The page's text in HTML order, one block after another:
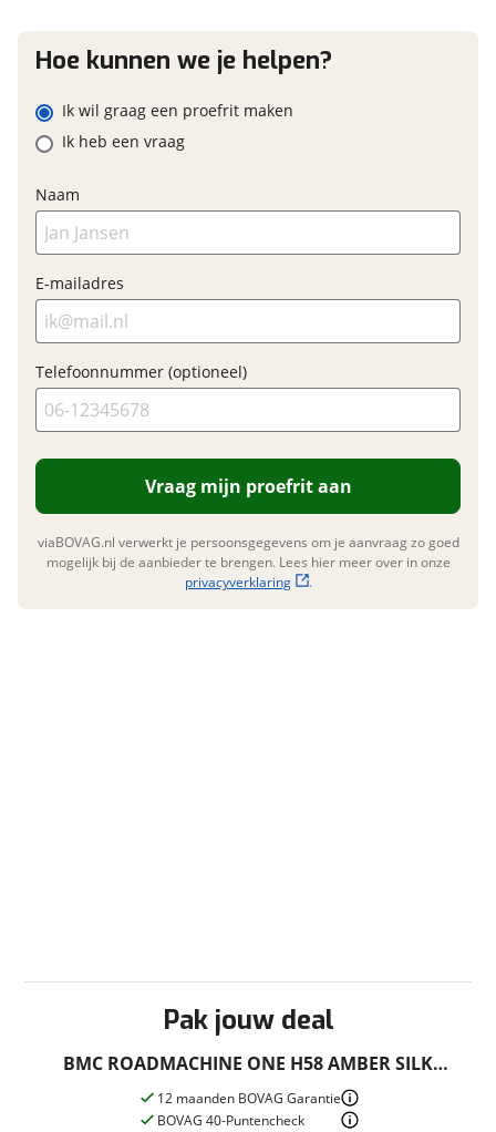
Prijs
BTW/marge
BOVAG Garantie 12 maanden
Pak jouw deal
BMC ROADMACHINE ONE H58 AMBER SILK
BLACK
12 maanden BOVAG Garantie
BOVAG 40-Puntencheck
Hoe kunnen we je helpen?
Ik wil graag een proefrit maken
Ik heb een vraag
Naam
E-mailadres
Telefoonnummer (optioneel)
Vraag mijn proefrit aan
viaBOVAG.nl verwerkt je persoonsgegevens om je aanvraag zo goed
mogelijk bij de aanbieder te brengen. Lees hier meer over in onze
privacyverklaring
.